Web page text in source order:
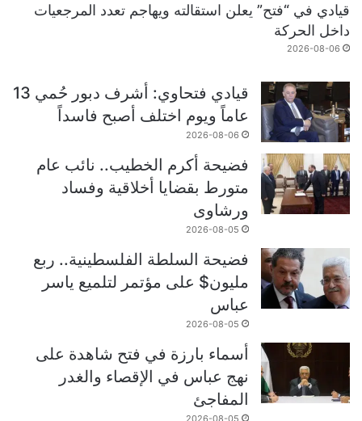
قيادي في “فتح” يعلن استقالته ويهاجم تعدد المرجعيات
داخل الحركة
2026-08-06
قيادي فتحاوي: أشرف دبور حُمي 13
عاماً ويوم اختلف أصبح فاسداً
2026-08-06
فضيحة أكرم الخطيب.. نائب عام
متورط بقضايا أخلاقية وفساد
ورشاوى
2026-08-05
فضيحة السلطة الفلسطينية.. ربع
مليون$ على مؤتمر لتلميع ياسر
عباس
2026-08-05
أسماء بارزة في فتح شاهدة على
نهج عباس في الإقصاء والغدر
المفاجئ